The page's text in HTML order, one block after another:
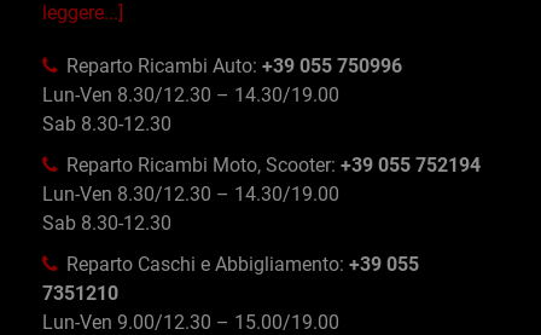
leggere...]
Reparto Ricambi Auto: +39 055 750996
Lun-Ven 8.30/12.30 – 14.30/19.00
Sab 8.30-12.30
Reparto Ricambi Moto, Scooter: +39 055 752194
Lun-Ven 8.30/12.30 – 14.30/19.00
Sab 8.30-12.30
Reparto Caschi e Abbigliamento: +39 055
7351210
Lun-Ven 9.00/12.30 – 15.00/19.00